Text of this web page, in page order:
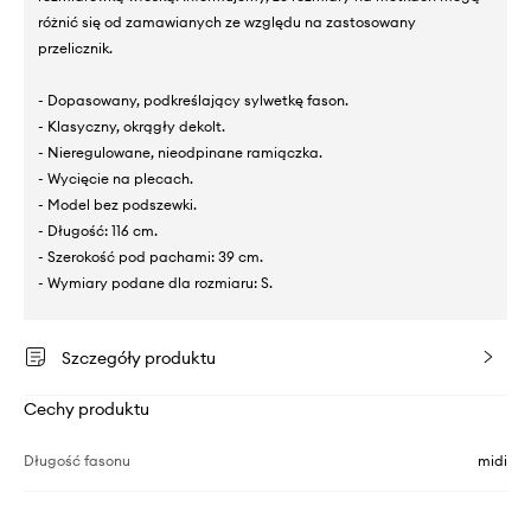
różnić się od zamawianych ze względu na zastosowany
przelicznik.
- Dopasowany, podkreślający sylwetkę fason.
- Klasyczny, okrągły dekolt.
- Nieregulowane, nieodpinane ramiączka.
- Wycięcie na plecach.
- Model bez podszewki.
- Długość: 116 cm.
- Szerokość pod pachami: 39 cm.
- Wymiary podane dla rozmiaru: S.
Szczegóły produktu
Cechy produktu
Długość fasonu midi